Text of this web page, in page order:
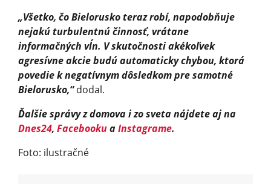
„Všetko, čo Bielorusko teraz robí, napodobňuje
nejakú turbulentnú činnosť, vrátane
informačných vĺn. V skutočnosti akékoľvek
agresívne akcie budú automaticky chybou, ktorá
povedie k negatívnym dôsledkom pre samotné
Bielorusko,“do­dal.
Ďalšie správy z domova i zo sveta nájdete aj na
Dnes24, FacebookuaInstagrame.
Foto: ilustračné